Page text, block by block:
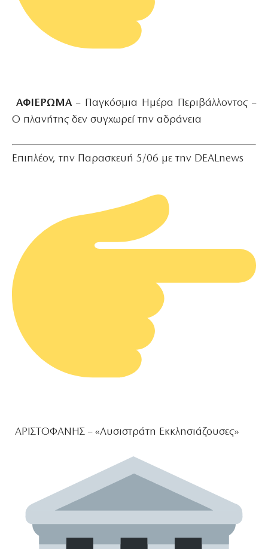
ΑΦΙΕΡΩΜΑ – Παγκόσμια Ημέρα Περιβάλλοντος –
Ο πλανήτης δεν συγχωρεί την αδράνεια
Επιπλέον, την Παρασκευή 5/06 με την DEALnews
ΑΡΙΣΤΟΦΑΝΗΣ – «Λυσιστράτη Εκκλησιάζουσες»